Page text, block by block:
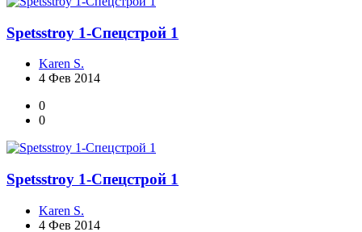
Spetsstroy 1-Спецстрой 1
Karen S.
4 Фев 2014
0
0
Spetsstroy 1-Спецстрой 1
Karen S.
4 Фев 2014